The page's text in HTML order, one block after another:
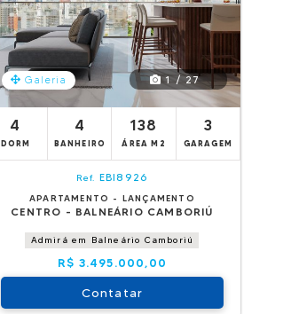
Galeria 1 / 27
4
DORM
4
BANHEIRO
138
ÁREA M2
3
GARAGEM
Ref. EBI8926
APARTAMENTO - LANÇAMENTO
CENTRO - BALNEÁRIO CAMBORIÚ
Admirá em Balneário Camboriú
R$ 3.495.000,00
Contatar